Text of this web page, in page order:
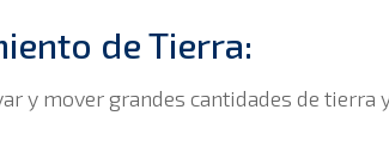
de Tierra:
y mover grandes cantidades de